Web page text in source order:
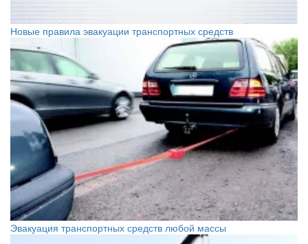
Новые правила эвакуации транспортных средств
Эвакуация транспортных средств любой массы